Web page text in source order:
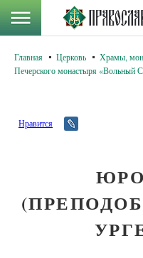
Главная Церковь Храмы,
Печерского монастыря «Вольный
Нравится